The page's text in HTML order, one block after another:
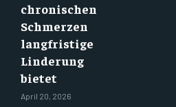
chronischen
Schmerzen
langfristige
Linderung
bietet
April 20, 2026